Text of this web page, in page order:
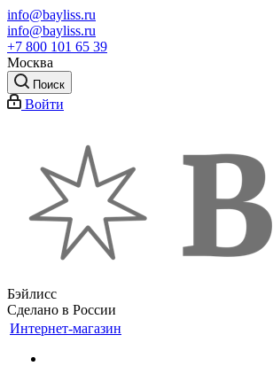
info@bayliss.ru
info@bayliss.ru
+7 800 101 65 39
Москва
Поиск
Войти
Бэйлисс
Сделано в России
Интернет-магазин